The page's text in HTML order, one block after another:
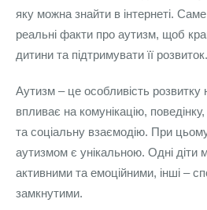
яку можна знайти в інтернеті.
реальні факти про аутизм, щоб
дитини та підтримувати її розвиток.
Аутизм – це особливість розвитку
впливає на комунікацію,
та соціальну взаємодію. При
аутизмом є унікальною. Одні діти
активними та емоційними, інші –
замкнутими.